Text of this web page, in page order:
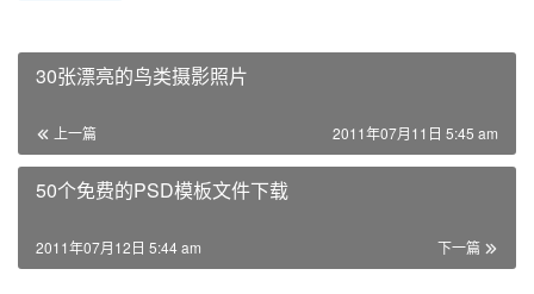
30张漂亮的鸟类摄影照片
上一篇 2011年07月11日 5:45 am
50个免费的PSD模板文件下载
下一篇
2011年07月12日 5:44 am